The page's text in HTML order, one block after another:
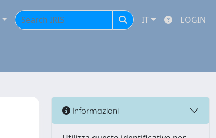
IT LOGIN
Informazioni